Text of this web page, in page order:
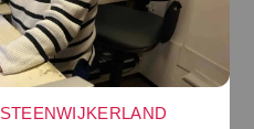
STEENWIJKERLAND